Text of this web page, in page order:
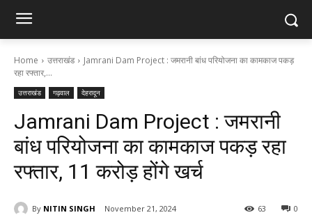
Home उत्तराखंड
Jamrani Dam Project : जमरानी बांध परियोजना का कामकाज पकड़
रहा रफ्तार,...
उत्तराखंड गढ़वाल देहरादून
Jamrani Dam Project : जमरानी
बांध परियोजना का कामकाज पकड़ रहा
रफ्तार, 11 करोड़ होंगे खर्च
By NITIN SINGH November 21, 2024 0
63